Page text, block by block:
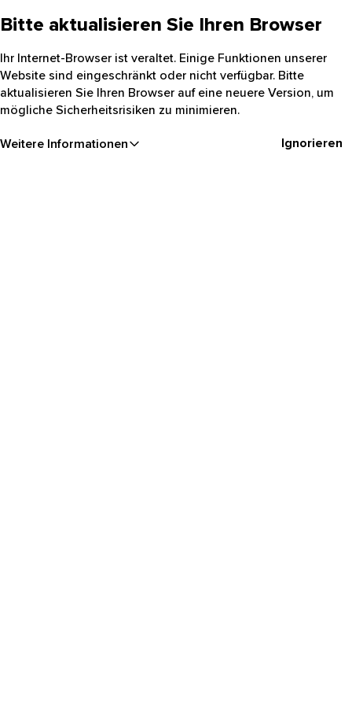
Bitte aktualisieren Sie Ihren Browser
Ihr Internet-Browser ist veraltet. Einige Funktionen unserer
Website sind eingeschränkt oder nicht verfügbar. Bitte
aktualisieren Sie Ihren Browser auf eine neuere Version, um
mögliche Sicherheitsrisiken zu minimieren.
Weitere Informationen Ignorieren